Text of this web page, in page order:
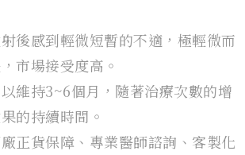
後感到輕微短暫的不適，極輕微而
市場接受度高。
維持3~6個月，隨著治療次數的增
的持續時間。
正貨保障、專業醫師諮詢、客製化